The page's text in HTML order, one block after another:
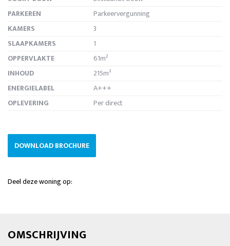
PARKEREN
Parkeervergunning
KAMERS
3
SLAAPKAMERS
1
OPPERVLAKTE
61m²
INHOUD
215m³
ENERGIELABEL
A+++
OPLEVERING
Per direct
DOWNLOAD BROCHURE
Deel deze woning op:
OMSCHRIJVING